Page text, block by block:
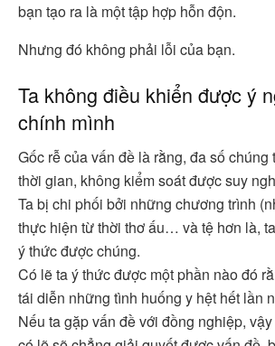
bạn tạo ra là một tập hợp hỗn độn.
Nhưng đó không phải lỗi của bạn.
Ta không điều khiển được ý
chính mình
Gốc rễ của vấn đề là rằng, đa số chúng
thời gian, không kiểm soát được suy
Ta bị chi phối bởi những chương trình
thực hiện từ thời thơ ấu… và tệ hơn là,
ý thức được chúng.
Có lẽ ta ý thức được một phần nào đó
tái diễn những tình huống y hệt hết lần
Nếu ta gặp vấn đề với đồng nghiệp,